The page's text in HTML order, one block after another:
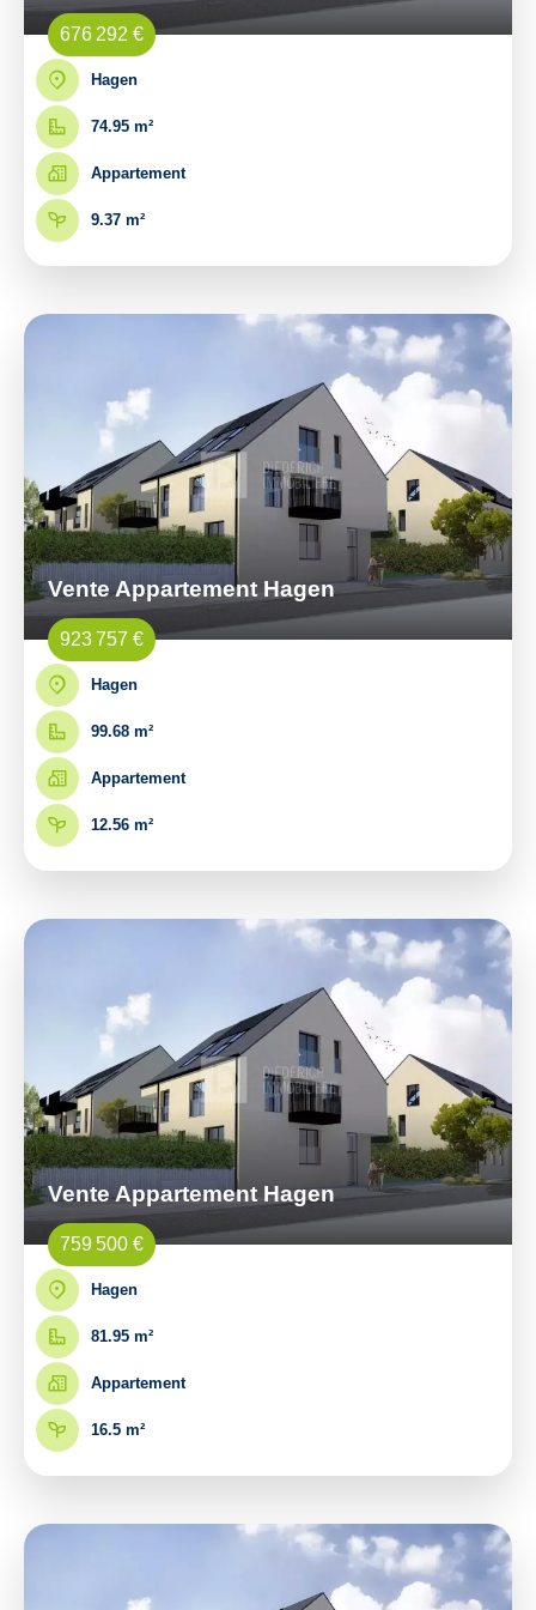
676 292 €
Hagen
74.95 m²
Appartement
9.37 m²
Vente Appartement Hagen
923 757 €
Hagen
99.68 m²
Appartement
12.56 m²
Vente Appartement Hagen
759 500 €
Hagen
81.95 m²
Appartement
16.5 m²